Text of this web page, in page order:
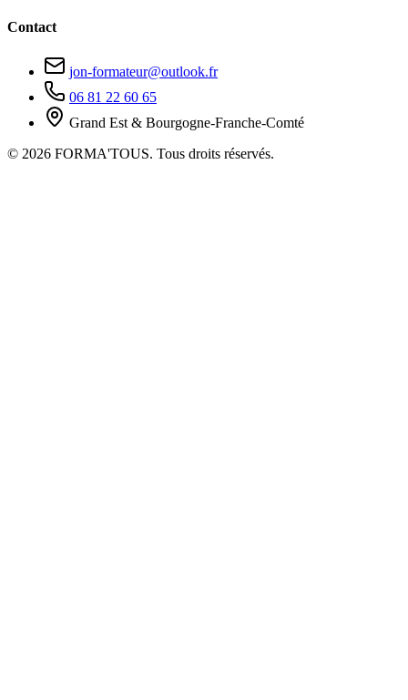
Contact
jon-formateur@outlook.fr
06 81 22 60 65
Grand Est & Bourgogne-Franche-Comté
© 2026 FORMA'TOUS. Tous droits réservés.